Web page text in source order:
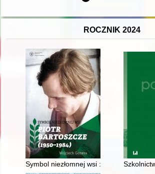
ROCZNIK 2024
Symbol niezłomnej wsi : Piotr